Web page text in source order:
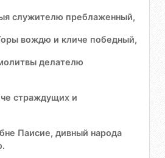
служителю преблаженный,
вождю и кличе победный,
делателю
страждущих и
Паисие, дивный народа